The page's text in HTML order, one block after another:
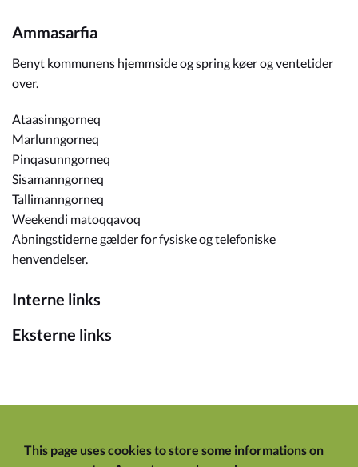
Ammasarfia
Benyt kommunens hjemmside og spring køer og ventetider
over.
Ataasinngorneq
Marlunngorneq
Pinqasunngorneq
Sisamanngorneq
Tallimanngorneq
Weekendi matoqqavoq
Abningstiderne gælder for fysiske og telefoniske
henvendelser.
Interne links
Eksterne links
This page uses cookies to store some informations on